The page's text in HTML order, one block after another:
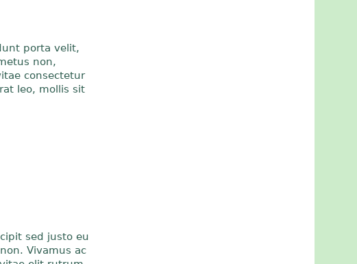
porta velit,
non,
consectetur
leo, mollis sit
sed justo eu
Vivamus ac